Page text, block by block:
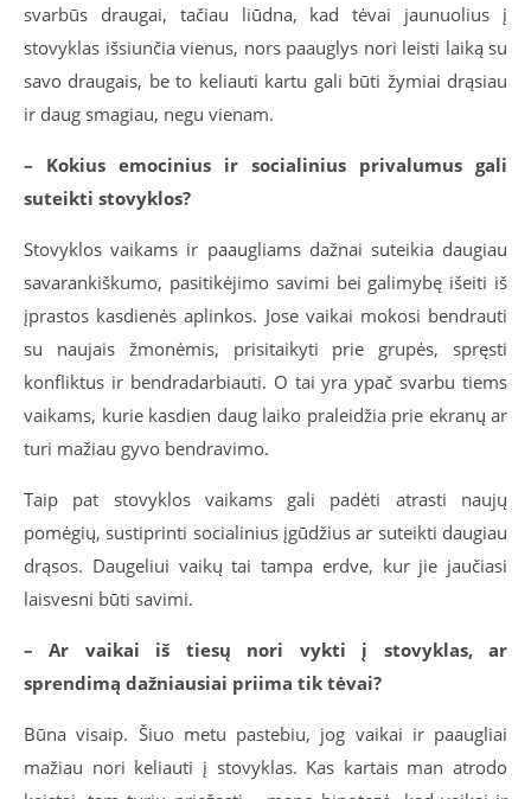
svarbūs draugai, tačiau liūdna, kad tėvai jaunuolius į
stovyklas išsiunčia vienus, nors paauglys nori leisti laiką su
savo draugais, be to keliauti kartu gali būti žymiai drąsiau
ir daug smagiau, negu vienam.
– Kokius emocinius ir socialinius privalumus gali
suteikti stovyklos?
Stovyklos vaikams ir paaugliams dažnai suteikia daugiau
savarankiškumo, pasitikėjimo savimi bei galimybę išeiti iš
įprastos kasdienės aplinkos. Jose vaikai mokosi bendrauti
su naujais žmonėmis, prisitaikyti prie grupės, spręsti
konfliktus ir bendradarbiauti. O tai yra ypač svarbu tiems
vaikams, kurie kasdien daug laiko praleidžia prie ekranų ar
turi mažiau gyvo bendravimo.
Taip pat stovyklos vaikams gali padėti atrasti naujų
pomėgių, sustiprinti socialinius įgūdžius ar suteikti daugiau
drąsos. Daugeliui vaikų tai tampa erdve, kur jie jaučiasi
laisvesni būti savimi.
– Ar vaikai iš tiesų nori vykti į stovyklas, ar
sprendimą dažniausiai priima tik tėvai?
Būna visaip. Šiuo metu pastebiu, jog vaikai ir paaugliai
mažiau nori keliauti į stovyklas. Kas kartais man atrodo